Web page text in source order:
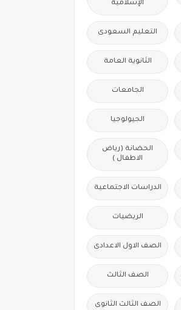
الإسلامية
التعليم السعودى
الثانوية العامة
الجامعات
الجيولوجيا
الحضانة (رياض
الاطفال )
الدراسات الاجتماعية
الريضيات
الصف الاول الاعدادى
الصف الثالث
الصف الثالث الثانوى